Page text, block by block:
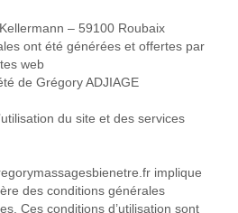
– 59100 Roubaix
ont été générées et offertes par
web
de Grégory ADJIAGE
du site et des services
implique
des conditions générales
Ces conditions d’utilisation sont